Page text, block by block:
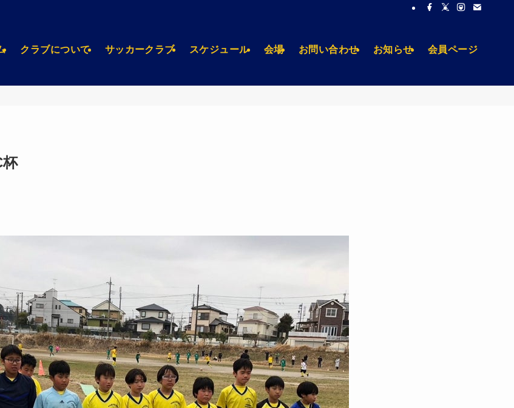
クラブについて サッカークラブ スケジュール 会場 お問い合わせ お知らせ 会員ページ
杯